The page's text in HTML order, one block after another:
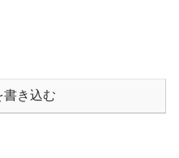
書き込む